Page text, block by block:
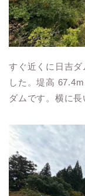
すぐ近くに日吉
した。堤高
ダムです。横に長